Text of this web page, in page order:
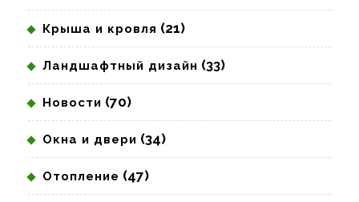
Крыша и кровля (21)
Ландшафтный дизайн (33)
Новости (70)
Окна и двери (34)
Отопление (47)